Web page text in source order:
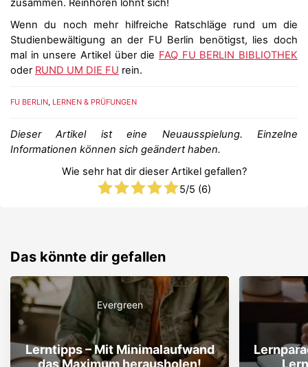
zusammen. Reinhören lohnt sich!
Wenn du noch mehr hilfreiche Ratschläge rund um die
Studienbewältigung an der FU Berlin benötigst, lies doch
mal in unsere Artikel über die FAQ FU BERLIN BIBLIOTHEK
oder RUND UM DIE FU rein.
FU BERLIN, LERNEN & PRÜFUNGEN
Dieser Artikel ist eine Neuausspielung. Einzelne
Informationen können sich geändert haben.
Wie sehr hat dir dieser Artikel gefallen?
5/5 (6)
Das könnte dir gefallen
Evergreen
Lerntipps – Mit Minimalaufwand
das Maximum herausholen!